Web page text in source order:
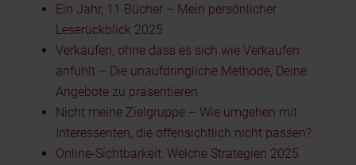
Ein Jahr, 11 Bücher – Mein persönlicher
Leserückblick 2025
Verkaufen, ohne dass es sich wie Verkaufen
anfühlt – Die unaufdringliche Methode, Deine
Angebote zu präsentieren
Nicht meine Zielgruppe – Wie umgehen mit
Interessenten, die offensichtlich nicht passen?
Online-Sichtbarkeit: Welche Strategien 2025